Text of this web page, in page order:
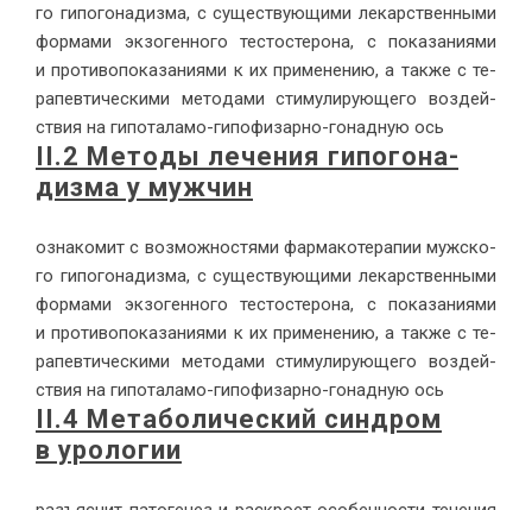
го ги­по­го­на­диз­ма, с су­ще­ству­ю­щи­ми ле­кар­ствен­ны­ми
фор­ма­ми эк­зо­ген­но­го те­сто­сте­ро­на, с по­ка­за­ни­я­ми
и про­ти­во­по­ка­за­ни­я­ми к их при­ме­не­нию, а так­же с те­
ра­пев­ти­че­ски­ми ме­то­да­ми сти­му­ли­ру­ю­ще­го воз­дей­
ствия на ги­по­та­ла­мо-ги­по­фи­зар­но-го­над­ную ось
II.2 Ме­то­ды ле­че­ния ги­по­го­на­
диз­ма у муж­чин
озна­ко­мит с воз­мож­но­стя­ми фар­ма­ко­те­ра­пии муж­ско­
го ги­по­го­на­диз­ма, с су­ще­ству­ю­щи­ми ле­кар­ствен­ны­ми
фор­ма­ми эк­зо­ген­но­го те­сто­сте­ро­на, с по­ка­за­ни­я­ми
и про­ти­во­по­ка­за­ни­я­ми к их при­ме­не­нию, а так­же с те­
ра­пев­ти­че­ски­ми ме­то­да­ми сти­му­ли­ру­ю­ще­го воз­дей­
ствия на ги­по­та­ла­мо-ги­по­фи­зар­но-го­над­ную ось
II.4 Ме­та­бо­ли­че­ский син­дром
в уро­ло­гии